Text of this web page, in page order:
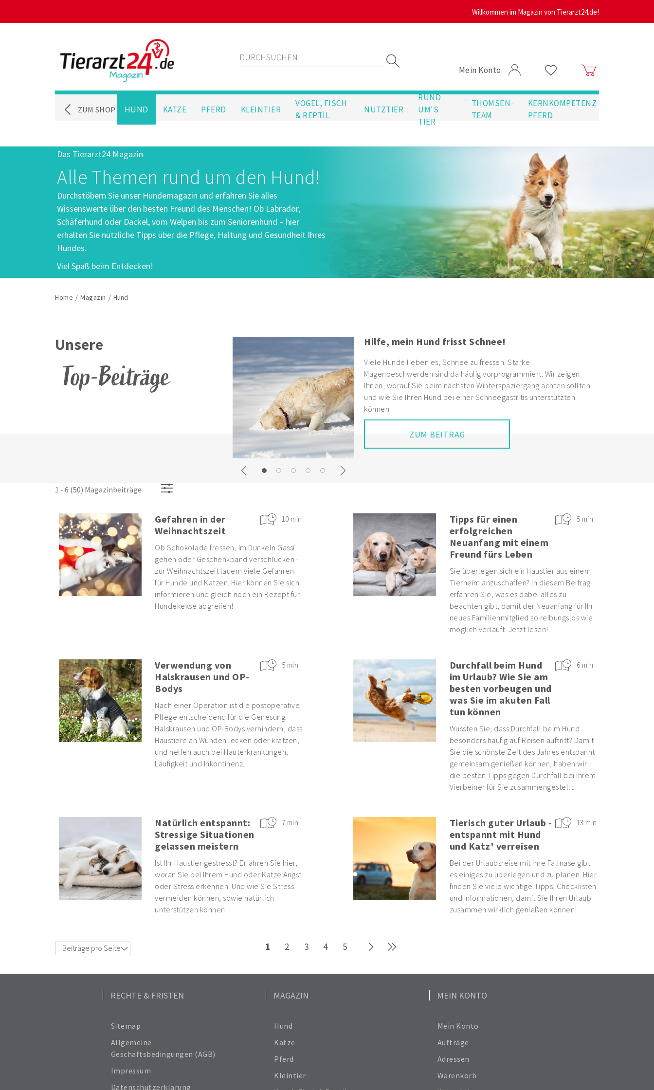
Willkommen im Magazin von Tierarzt24.de!
Mein Konto
ZUM SHOP HUND KATZE PFERD KLEINTIER
VOGEL, FISCH
& REPTIL
NUTZTIER
RUND
UM'S
TIER
THOMSEN-
TEAM
KERNKOMPETENZ
PFERD
Das Tierarzt24 Magazin
Alle Themen rund um den Hund!
Durchstöbern Sie unser Hundemagazin und erfahren Sie alles
Wissenswerte über den besten Freund des Menschen! Ob Labrador,
Schäferhund oder Dackel, vom Welpen bis zum Seniorenhund – hier
erhalten Sie nützliche Tipps über die Pflege, Haltung und Gesundheit Ihres
Hundes.
Viel Spaß beim Entdecken!
Home / Magazin / Hund
Unsere
Top-Beiträge
Hilfe, mein Hund frisst Schnee!
Viele Hunde lieben es, Schnee zu fressen. Starke
Magenbeschwerden sind da häufig vorprogrammiert. Wir zeigen
Ihnen, worauf Sie beim nächsten Winterspaziergang achten sollten
und wie Sie Ihren Hund bei einer Schneegastritis unterstützten
können.
ZUM BEITRAG
Previous
Next
1 - 6 (50) Magazinbeiträge
Gefahren in der
Weihnachtszeit
10 min
Ob Schokolade fressen, im Dunkeln Gassi
gehen oder Geschenkband verschlucken -
zur Weihnachtszeit lauern viele Gefahren
für Hunde und Katzen. Hier können Sie sich
informieren und gleich noch ein Rezept für
Hundekekse abgreifen!
Tipps für einen
erfolgreichen
Neuanfang mit einem
Freund fürs Leben
5 min
Sie überlegen sich ein Haustier aus einem
Tierheim anzuschaffen? In diesem Beitrag
erfahren Sie, was es dabei alles zu
beachten gibt, damit der Neuanfang für Ihr
neues Familienmitglied so reibungslos wie
möglich verläuft. Jetzt lesen!
Verwendung von
Halskrausen und OP-
Bodys
5 min
Nach einer Operation ist die postoperative
Pflege entscheidend für die Genesung.
Halskrausen und OP-Bodys verhindern, dass
Haustiere an Wunden lecken oder kratzen,
und helfen auch bei Hauterkrankungen,
Läufigkeit und Inkontinenz.
Durchfall beim Hund
im Urlaub? Wie Sie am
besten vorbeugen und
was Sie im akuten Fall
tun können
6 min
Wussten Sie, dass Durchfall beim Hund
besonders häufig auf Reisen auftritt? Damit
Sie die schönste Zeit des Jahres entspannt
gemeinsam genießen können, haben wir
die besten Tipps gegen Durchfall bei Ihrem
Vierbeiner für Sie zusammengestellt.
Natürlich entspannt:
Stressige Situationen
gelassen meistern
7 min
Ist Ihr Haustier gestresst? Erfahren Sie hier,
woran Sie bei Ihrem Hund oder Katze Angst
oder Stress erkennen. Und wie Sie Stress
vermeiden können, sowie natürlich
unterstützen können.
Tierisch guter Urlaub -
entspannt mit Hund
und Katz' verreisen
13 min
Bei der Urlaubsreise mit Ihre Fallnase gibt
es einiges zu überlegen und zu planen. Hier
finden Sie viele wichtige Tipps, Checklisten
und Informationen, damit Sie Ihren Urlaub
zusammen wirklich genießen können!
Beiträge pro Seite
12
1 2 3 4 5
RECHTE & FRISTEN
Sitemap
Allgemeine
Geschäftsbedingungen (AGB)
Impressum
Datenschutzerklärung
MAGAZIN
Hund
Katze
Pferd
Kleintier
MEIN KONTO
Mein Konto
Aufträge
Adressen
Warenkorb